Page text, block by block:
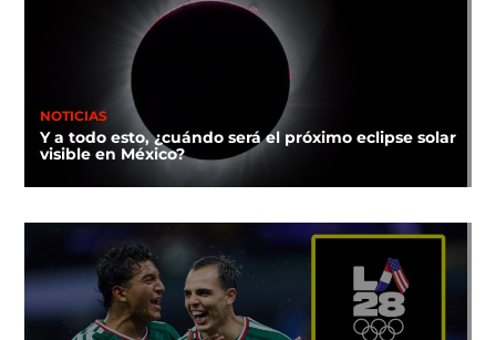
NOTICIAS
Y a todo esto, ¿cuándo será el próximo eclipse solar
visible en México?